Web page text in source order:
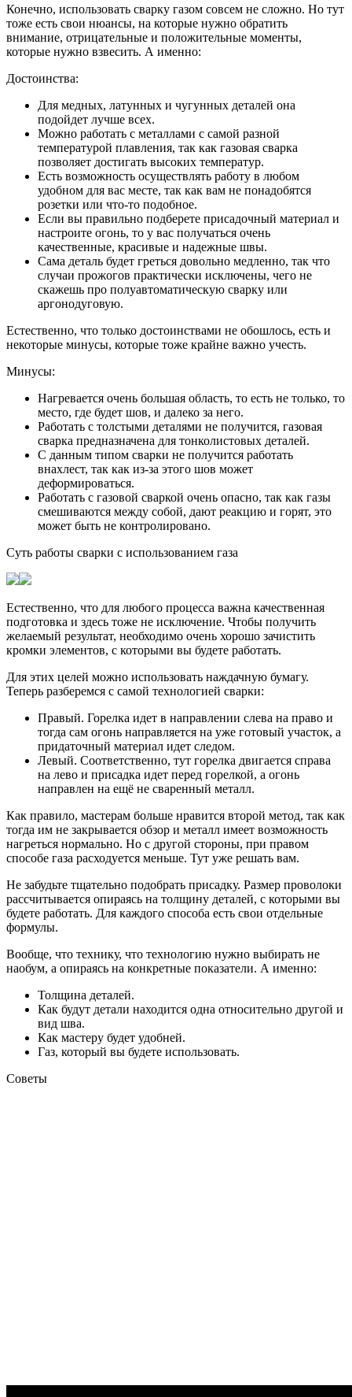
Конечно, использовать сварку газом совсем не сложно. Но тут
тоже есть свои нюансы, на которые нужно обратить
внимание, отрицательные и положительные моменты,
которые нужно взвесить. А именно:
Достоинства:
Для медных, латунных и чугунных деталей она
подойдет лучше всех.
Можно работать с металлами с самой разной
температурой плавления, так как газовая сварка
позволяет достигать высоких температур.
Есть возможность осуществлять работу в любом
удобном для вас месте, так как вам не понадобятся
розетки или что-то подобное.
Если вы правильно подберете присадочный материал и
настроите огонь, то у вас получаться очень
качественные, красивые и надежные швы.
Сама деталь будет греться довольно медленно, так что
случаи прожогов практически исключены, чего не
скажешь про полуавтоматическую сварку или
аргонодуговую.
Естественно, что только достоинствами не обошлось, есть и
некоторые минусы, которые тоже крайне важно учесть.
Минусы:
Нагревается очень большая область, то есть не только, то
место, где будет шов, и далеко за него.
Работать с толстыми деталями не получится, газовая
сварка предназначена для тонколистовых деталей.
С данным типом сварки не получится работать
внахлест, так как из-за этого шов может
деформироваться.
Работать с газовой сваркой очень опасно, так как газы
смешиваются между собой, дают реакцию и горят, это
может быть не контролировано.
Суть работы сварки с использованием газа
Естественно, что для любого процесса важна качественная
подготовка и здесь тоже не исключение. Чтобы получить
желаемый результат, необходимо очень хорошо зачистить
кромки элементов, с которыми вы будете работать.
Для этих целей можно использовать наждачную бумагу.
Теперь разберемся с самой технологией сварки:
Правый. Горелка идет в направлении слева на право и
тогда сам огонь направляется на уже готовый участок, а
придаточный материал идет следом.
Левый. Соответственно, тут горелка двигается справа
на лево и присадка идет перед горелкой, а огонь
направлен на ещё не сваренный металл.
Как правило, мастерам больше нравится второй метод, так как
тогда им не закрывается обзор и металл имеет возможность
нагреться нормально. Но с другой стороны, при правом
способе газа расходуется меньше. Тут уже решать вам.
Не забудьте тщательно подобрать присадку. Размер проволоки
рассчитывается опираясь на толщину деталей, с которыми вы
будете работать. Для каждого способа есть свои отдельные
формулы.
Вообще, что технику, что технологию нужно выбирать не
наобум, а опираясь на конкретные показатели. А именно:
Толщина деталей.
Как будут детали находится одна относительно другой и
вид шва.
Как мастеру будет удобней.
Газ, который вы будете использовать.
Советы